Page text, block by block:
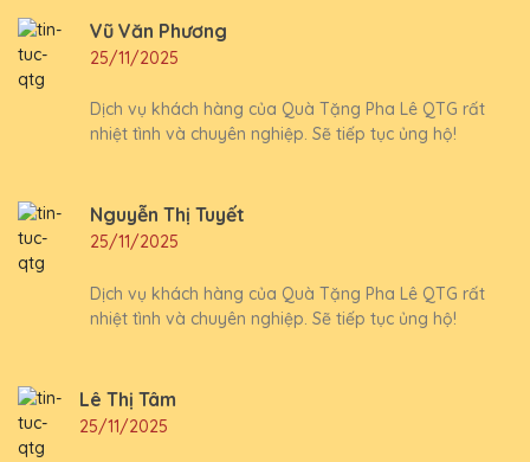
Vũ Văn Phương
25/11/2025
Dịch vụ khách hàng của Quà Tặng Pha Lê QTG rất
nhiệt tình và chuyên nghiệp. Sẽ tiếp tục ủng hộ!
Nguyễn Thị Tuyết
25/11/2025
Dịch vụ khách hàng của Quà Tặng Pha Lê QTG rất
nhiệt tình và chuyên nghiệp. Sẽ tiếp tục ủng hộ!
Lê Thị Tâm
25/11/2025